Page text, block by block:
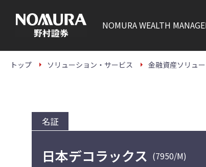
本
NOMURAWEALTH
トップ ソリューション・サービス 金融資産ソリュ
名証
日本デコラックス (7950/M)